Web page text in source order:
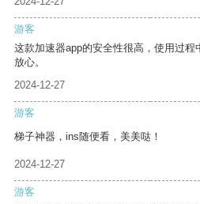
游客
这款加速器app的安全性很高，使用过
放心。
2024-12-27
游客
梯子神器，ins随便看，美美哒！
2024-12-27
游客